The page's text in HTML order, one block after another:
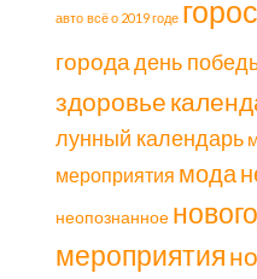
авто всё о 2019 годе
городадень
здоровье
лунный календарь
мероприятия мода
неопознанное
мероприятия